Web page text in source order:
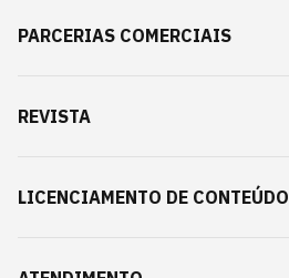
PARCERIAS COMERCIAIS
REVISTA
LICENCIAMENTO DE CONTEÚDO